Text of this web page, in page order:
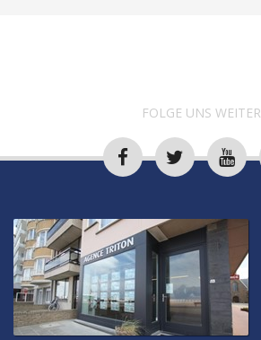
FOLGE UNS WEITER